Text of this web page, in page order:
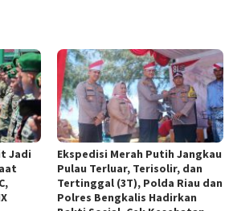
Jadi
Ekspedisi Merah Putih Jangkau
Pulau Terluar, Terisolir, dan
Tertinggal (3T), Polda Riau dan
Polres Bengkalis Hadirkan